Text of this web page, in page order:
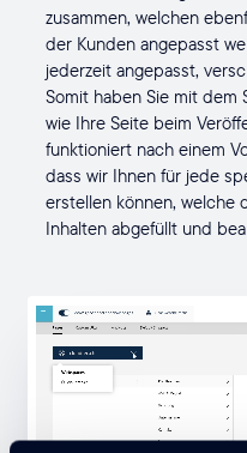
zusammen, welchen
der Kunden angepasst
jederzeit angepasst,
Somit haben Sie mit dem
wie Ihre Seite beim
funktioniert nach einem
dass wir Ihnen für jede
erstellen können, welche
Inhalten abgefüllt und